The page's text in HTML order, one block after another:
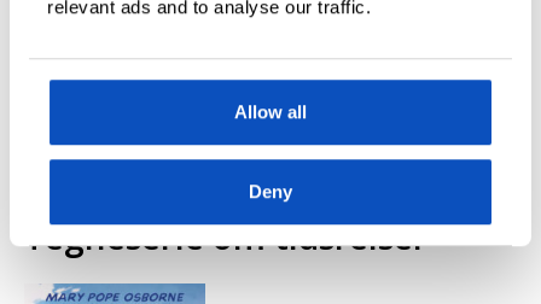
relevant ads and to analyse our traffic.
Allow all
Deny
LES OGSÅ
De beste tegneseriebøkene for barn og unge
Tegneserie om tidsreiser